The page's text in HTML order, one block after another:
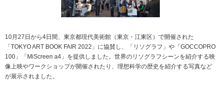
10月27日から4日間、東京都現代美術館（東京・江東区）で開催された
「TOKYO ART BOOK FAIR 2022」に協賛し、「リソグラフ」や「GOCCOPRO
100」「MiScreen a4」を提供しました。世界のリソグラフシーンを紹介する映
像上映やワークショップが開催されたり、理想科学の歴史を紹介する写真など
が展示されました。